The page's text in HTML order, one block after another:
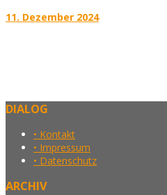
11. Dezember 2024
DIALOG
• Kontakt
• Impressum
• Datenschutz
ARCHIV